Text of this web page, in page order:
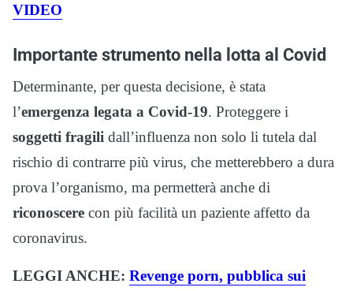
VIDEO
Importante strumento nella lotta al Covid
Determinante, per questa decisione, è stata
l’emergenza legata a Covid-19. Proteggere i
soggetti fragili dall’influenza non solo li tutela dal
rischio di contrarre più virus, che metterebbero a dura
prova l’organismo, ma permetterà anche di
riconoscere con più facilità un paziente affetto da
coronavirus.
LEGGI ANCHE: Revenge porn, pubblica sui